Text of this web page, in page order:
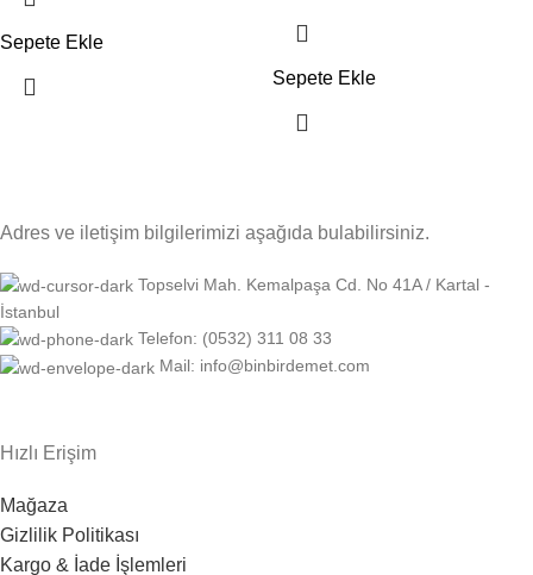
Sepete Ekle
Sepete Ekle
Adres ve iletişim bilgilerimizi aşağıda bulabilirsiniz.
Topselvi Mah. Kemalpaşa Cd. No 41A / Kartal -
İstanbul
Telefon: (0532) 311 08 33
Mail: info@binbirdemet.com
Hızlı Erişim
Mağaza
Gizlilik Politikası
Kargo & İade İşlemleri